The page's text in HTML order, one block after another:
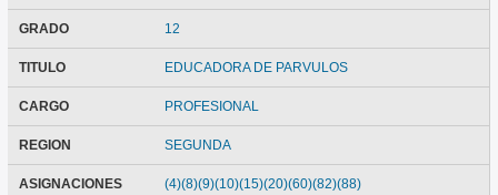
GRADO 12
TITULO EDUCADORA DE PARVULOS
CARGO PROFESIONAL
REGION SEGUNDA
ASIGNACIONES (4)(8)(9)(10)(15)(20)(60)(82)(88)